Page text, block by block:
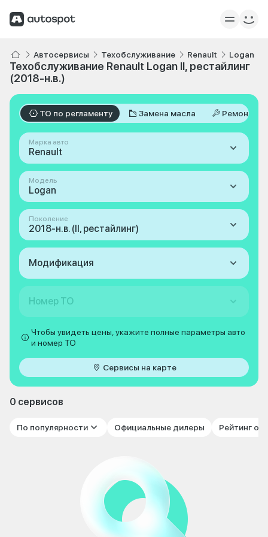
Автосервисы Техобслуживание Renault Logan
Техобслуживание Renault Logan II, рестайлинг
(2018-н.в.)
ТО по регламенту Замена масла Ремонт
Марка авто
Renault
Модель
Logan
Поколение
2018-н.в. (II, рестайлинг)
Модификация
Номер ТО
Чтобы увидеть цены, укажите полные параметры авто
и номер ТО
Сервисы на карте
0 сервисов
По популярности Официальные дилеры Рейтинг